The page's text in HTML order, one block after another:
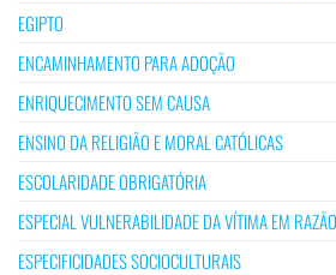
EGIPTO
ENCAMINHAMENTO PARA ADOÇÃO
ENRIQUECIMENTO SEM CAUSA
ENSINO DA RELIGIÃO E MORAL CATÓLICAS
ESCOLARIDADE OBRIGATÓRIA
ESPECIAL VULNERABILIDADE DA VÍTIMA EM
ESPECIFICIDADES SOCIOCULTURAIS